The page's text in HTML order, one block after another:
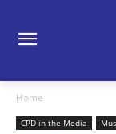
Home
CPD in the Media